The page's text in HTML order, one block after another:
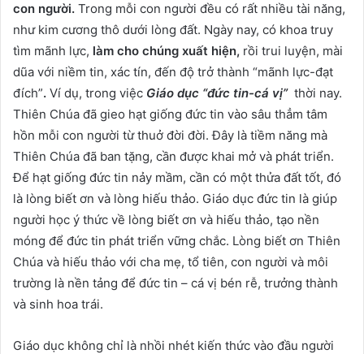
con người. Trong mỗi con người đều có rất nhiều tài năng,
như kim cương thô dưới lòng đất. Ngày nay, có khoa truy
tìm mãnh lực, làm cho chúng xuất hiện, rồi trui luyện, mài
dũa với niềm tin, xác tín, đến độ trở thành “mãnh lực-đạt
đích”. Ví dụ, trong việc Giáo dục “đức tin-cá vị” thời nay.
Thiên Chúa đã gieo hạt giống đức tin vào sâu thẳm tâm
hồn mỗi con người từ thuở đời đời. Đây là tiềm năng mà
Thiên Chúa đã ban tặng, cần được khai mở và phát triển.
Để hạt giống đức tin nảy mầm, cần có một thửa đất tốt, đó
là lòng biết ơn và lòng hiếu thảo. Giáo dục đức tin là giúp
người học ý thức về lòng biết ơn và hiếu thảo, tạo nền
móng để đức tin phát triển vững chắc. Lòng biết ơn Thiên
Chúa và hiếu thảo với cha mẹ, tổ tiên, con người và môi
trường là nền tảng để đức tin – cá vị bén rễ, trưởng thành
và sinh hoa trái.
Giáo dục không chỉ là nhồi nhét kiến thức vào đầu người